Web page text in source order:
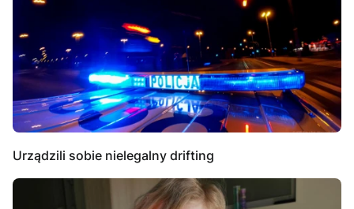
Urządzili sobie nielegalny drifting